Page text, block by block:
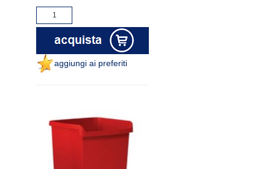
aggiungi ai preferiti